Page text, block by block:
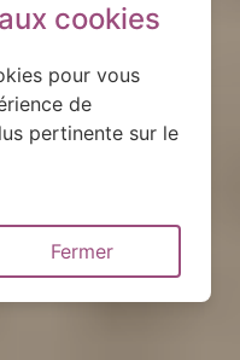
cookies
pour vous
de
pertinente sur le
Fermer